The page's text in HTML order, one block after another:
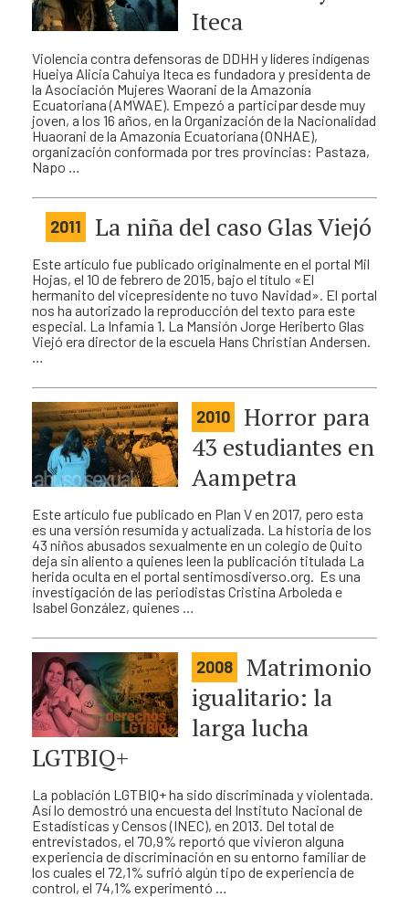
Iteca
Violencia contra defensoras de DDHH y líderes indígenas
Hueiya Alicia Cahuiya Iteca es fundadora y presidenta de
la Asociación Mujeres Waorani de la Amazonía
Ecuatoriana (AMWAE). Empezó a participar desde muy
joven, a los 16 años, en la Organización de la Nacionalidad
Huaorani de la Amazonía Ecuatoriana (ONHAE),
organización conformada por tres provincias: Pastaza,
Napo …
2011 La niña del caso Glas Viejó
Este artículo fue publicado originalmente en el portal Mil
Hojas, el 10 de febrero de 2015, bajo el título «El
hermanito del vicepresidente no tuvo Navidad». El portal
nos ha autorizado la reproducción del texto para este
especial. La Infamia 1. La Mansión Jorge Heriberto Glas
Viejó era director de la escuela Hans Christian Andersen.
2010
Horror para
43 estudiantes en
Aampetra
Este artículo fue publicado en Plan V en 2017, pero esta
es una versión resumida y actualizada. La historia de los
43 niños abusados sexualmente en un colegio de Quito
deja sin aliento a quienes leen la publicación titulada La
herida oculta en el portal sentimosdiverso.org. Es una
investigación de las periodistas Cristina Arboleda e
Isabel González, quienes …
2008
Matrimonio
igualitario: la
larga lucha
LGTBIQ+
La población LGTBIQ+ ha sido discriminada y violentada.
Así lo demostró una encuesta del Instituto Nacional de
Estadísticas y Censos (INEC), en 2013. Del total de
entrevistados, el 70,9% reportó que vivieron alguna
experiencia de discriminación en su entorno familiar de
los cuales el 72,1% sufrió algún tipo de experiencia de
control, el 74,1% experimentó …